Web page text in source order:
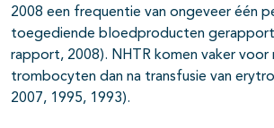
2008 een frequentie van ongeveer één
toegediende bloedproducten
rapport, 2008). NHTR komen vaker voor
trombocyten dan na transfusie van
2007, 1995, 1993).